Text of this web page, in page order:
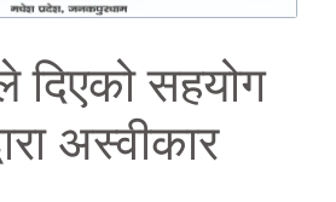
सहयोग
अस्वीकार